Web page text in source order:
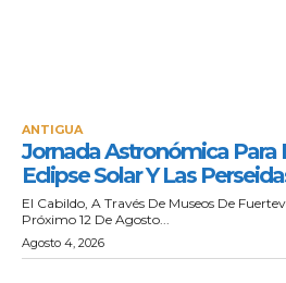
ANTIGUA
Jornada Astronómica Para
Eclipse Solar Y Las
El Cabildo, A Través De Museos De
Próximo 12 De Agosto...
Agosto 4, 2026